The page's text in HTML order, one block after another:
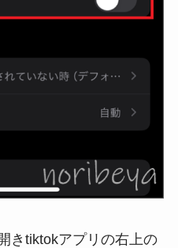
きtiktokアプリの右上の